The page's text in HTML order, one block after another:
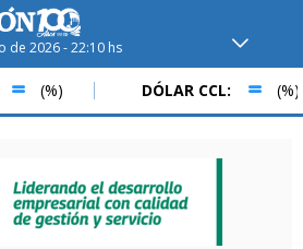
de 2026 - 22:10 hs
ver clima
Mín / Máx
Humedad
Presión
(%) DÓLAR CCL: (%)